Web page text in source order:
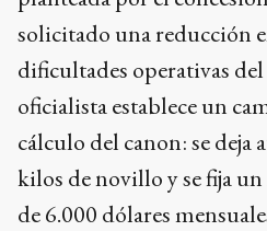
solicitado una reducción
dificultades operativas
oficialista establece un
cálculo del canon: se deja
kilos de novillo y se fija
de 6.000 dólares